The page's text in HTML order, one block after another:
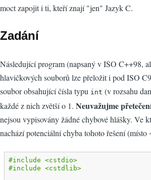
moct zapojit i ti, kteří znají "jen" Jazyk C.
Zadání
Následující program (napsaný v ISO C++98,
hlavičkových souborů lze přeložit i pod ISO
soubor obsahující čísla typu int (v rozsahu
každé z nich zvětší o 1. Neuvažujme
nejsou vypisovány žádné chybové hlášky. Ve
nachází potenciální chyba tohoto řešení (místo
#include <cstdio>
#include <cstdlib>